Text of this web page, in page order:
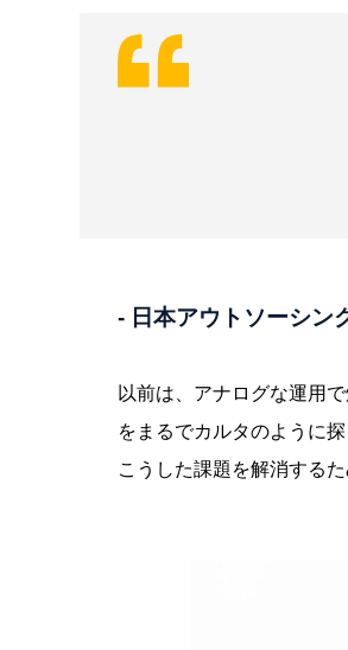
- 日本アウトソーシン
以前は、アナログな運用
をまるでカルタのように
こうした課題を解消する